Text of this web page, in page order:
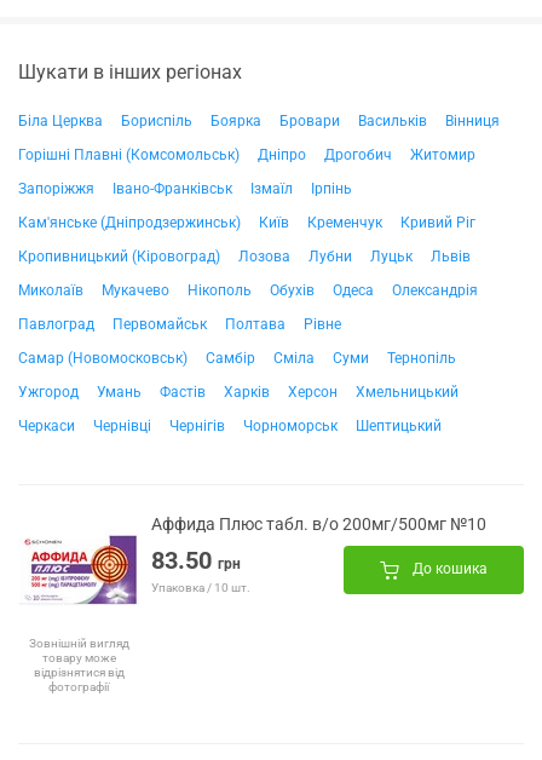
Шукати в інших регіонах
Біла Церква Бориспіль Боярка Бровари Васильків
Вінниця
Горішні Плавні (Комсомольськ)
Дніпро Дрогобич
Житомир
Запоріжжя
Івано-Франківськ Ізмаїл
Ірпінь
Кам'янське (Дніпродзержинськ)
Київ Кременчук
Кривий Ріг
Кропивницький (Кіровоград)
Лозова Лубни Луцьк
Львів
Миколаїв
Мукачево Нікополь Обухів Одеса
Олександрія
Павлоград
Первомайськ Полтава
Рівне
Самар (Новомосковськ)
Самбір Сміла Суми
Тернопіль
Ужгород
Умань Фастів Харків Херсон
Хмельницький
Черкаси
Чернівці Чернігів Чорноморськ Шептицький
Зовнішній вигляд
товару може
відрізнятися від
фотографії
Аффида Плюс табл. в/о 200мг/500мг №10
83.50 грн
Упаковка / 10 шт.
До кошика